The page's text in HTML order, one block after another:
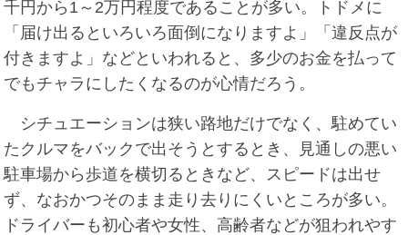
千円から1～2万円程度であることが多い。トドメに
「届け出るといろいろ面倒になりますよ」「違反点が
付きますよ」などといわれると、多少のお金を払って
でもチャラにしたくなるのが心情だろう。
シチュエーションは狭い路地だけでなく、駐めてい
たクルマをバックで出そうとするとき、見通しの悪い
駐車場から歩道を横切るときなど、スピードは出せ
ず、なおかつそのまま走り去りにくいところが多い。
ドライバーも初心者や女性、高齢者などが狙われやす